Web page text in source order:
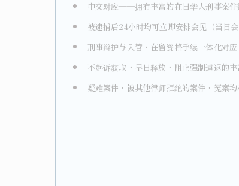
中文对应——拥有丰富的在日华人刑事案件
被逮捕后24小时均可立即安排会见（当日会
刑事辩护与入管・在留资格手续一体化对应
不起诉获取・早日释放・阻止强制遣返的
疑难案件・被其他律师拒绝的案件・冤案